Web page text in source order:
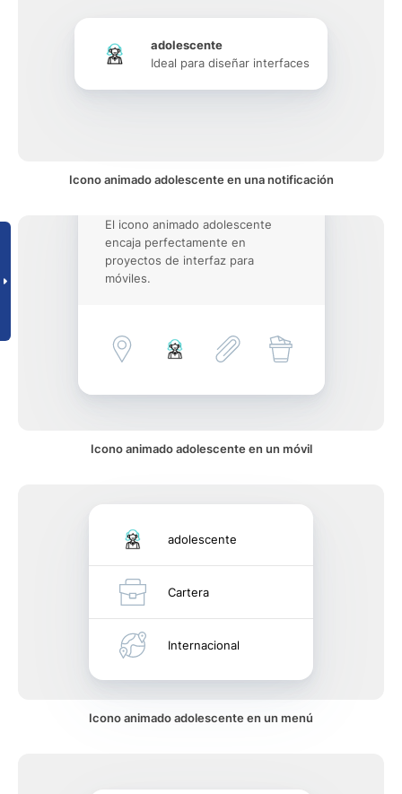
adolescente
Ideal para diseñar interfaces
Icono animado adolescente en una notificación
El icono animado adolescente
encaja perfectamente en
proyectos de interfaz para
móviles.
Icono animado adolescente en un móvil
adolescente
Cartera
Internacional
Icono animado adolescente en un menú